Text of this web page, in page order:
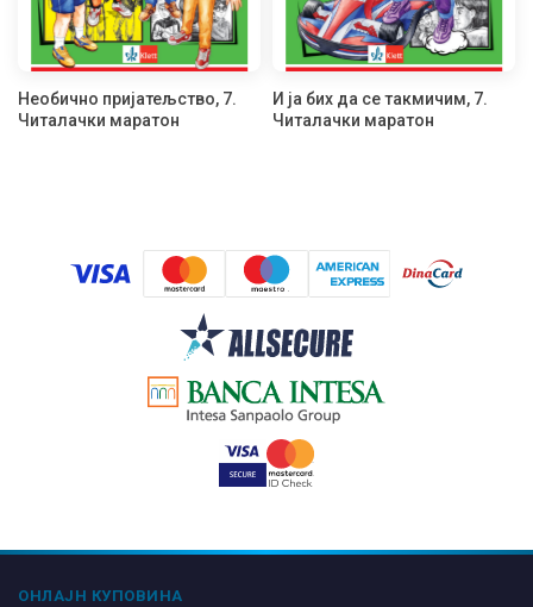
Необично пријатељство, 7.
Читалачки маратон
И ја бих да се такмичим, 7.
Читалачки маратон
ОНЛАЈН КУПОВИНА